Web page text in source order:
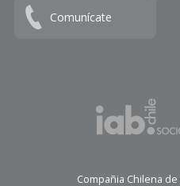
Comunícate
Compañia Chilena